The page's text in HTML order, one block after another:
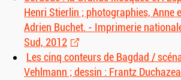
Henri Stierlin ; photographies, Anne
Adrien Buchet. - Imprimerie
Sud, 2012
Les cinq conteurs de Bagdad /
Vehlmann ; dessin : Frantz